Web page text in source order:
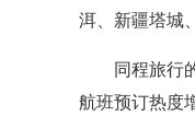
洱、新疆塔城
同程旅行
航班预订热度